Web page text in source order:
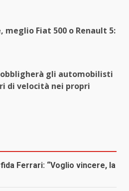
meglio Fiat 500 o Renault 5:
gli automobilisti
di velocità nei propri
Ferrari: “Voglio vincere, la